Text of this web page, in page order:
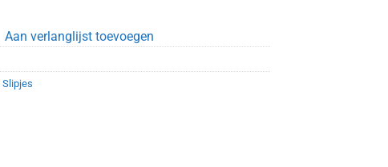
Aan verlanglijst toevoegen
Slipjes